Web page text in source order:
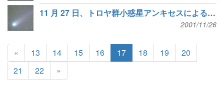
11 月 27 日、トロヤ群小惑星アンキセスによる恒星食が見られる!
2001/11/26
« 13 14 15 16 17 18 19
20
21
22 »